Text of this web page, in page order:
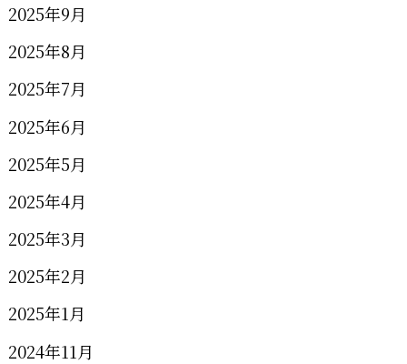
2025年9月
2025年8月
2025年7月
2025年6月
2025年5月
2025年4月
2025年3月
2025年2月
2025年1月
2024年11月